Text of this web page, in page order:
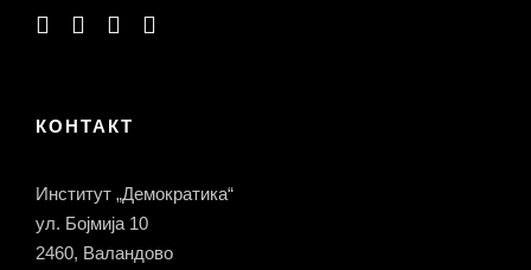
КОНТАКТ
Институт „Демократика“
ул. Бојмија 10
2460, Валандово